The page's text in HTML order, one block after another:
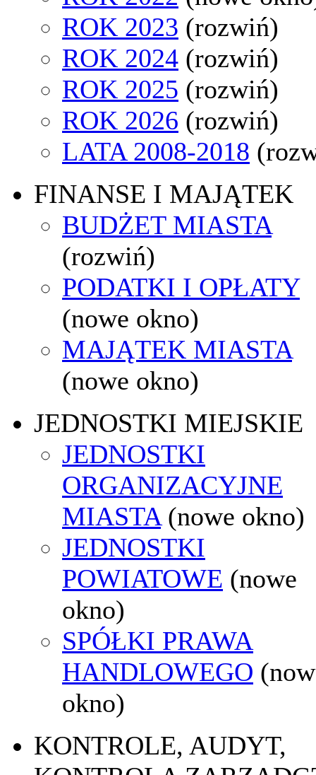
ROK 2023 (rozwiń)
ROK 2024 (rozwiń)
ROK 2025 (rozwiń)
ROK 2026 (rozwiń)
LATA 2008-2018
FINANSE I MAJĄTEK
BUDŻET MIASTA
(rozwiń)
PODATKI I OPŁATY
(nowe okno)
MAJĄTEK MIASTA
(nowe okno)
JEDNOSTKI MIEJSKIE
JEDNOSTKI
ORGANIZACYJNE
MIASTA (nowe okno)
JEDNOSTKI
POWIATOWE (nowe
okno)
SPÓŁKI PRAWA
HANDLOWEGO
okno)
KONTROLE, AUDYT,